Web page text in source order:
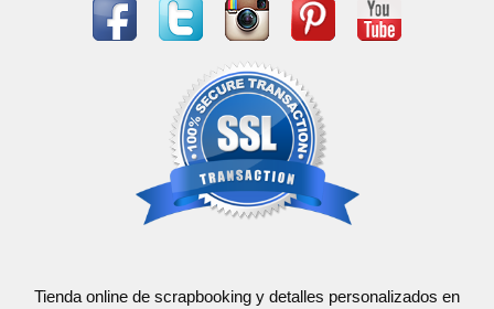
Tienda online de scrapbooking y detalles personalizados en